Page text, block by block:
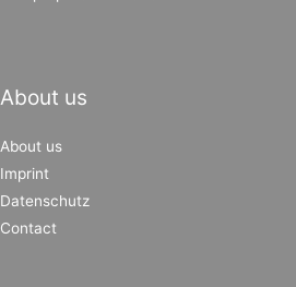
About us
About us
Imprint
Datenschutz
Contact